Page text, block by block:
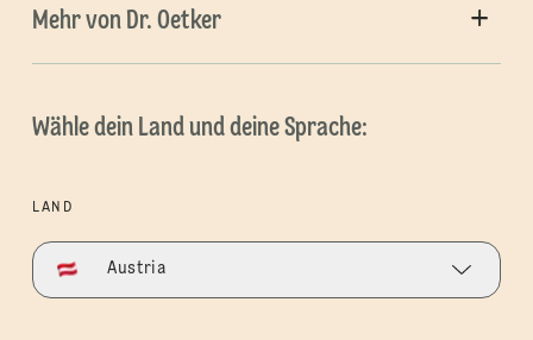
Mehr von Dr. Oetker
Wähle dein Land und deine Sprache:
LAND
Austria